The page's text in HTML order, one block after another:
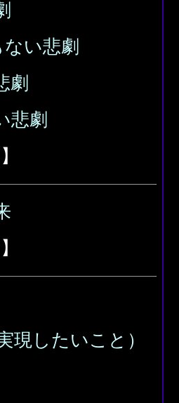
い悲劇
劇
悲劇
】
】
現したいこと）